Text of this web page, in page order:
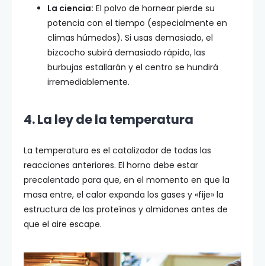
La ciencia: El polvo de hornear pierde su
potencia con el tiempo (especialmente en
climas húmedos). Si usas demasiado, el
bizcocho subirá demasiado rápido, las
burbujas estallarán y el centro se hundirá
irremediablemente.
4. La ley de la temperatura
La temperatura es el catalizador de todas las
reacciones anteriores. El horno debe estar
precalentado para que, en el momento en que la
masa entre, el calor expanda los gases y «fije» la
estructura de las proteínas y almidones antes de
que el aire escape.